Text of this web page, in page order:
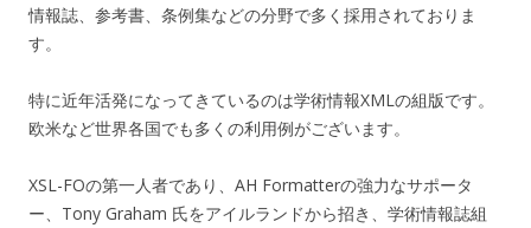
情報誌、参考書、条例集などの分野で多く採用されておりま
す。
特に近年活発になってきているのは学術情報XMLの組版です。
欧米など世界各国でも多くの利用例がございます。
XSL-FOの第一人者であり、AH Formatterの強力なサポータ
ー、Tony Graham 氏をアイルランドから招き、学術情報誌組